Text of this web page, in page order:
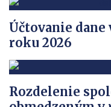
Účtovanie
roku 2026
Rozdelenie